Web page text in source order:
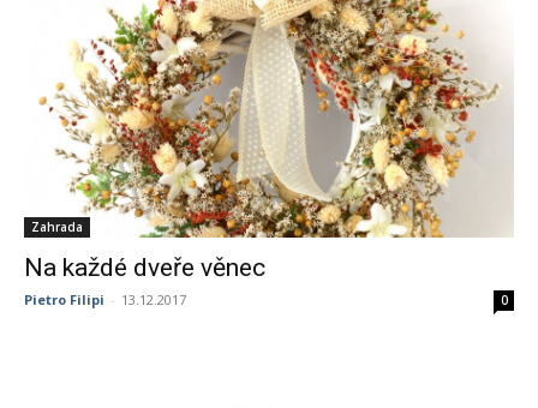
Zahrada
Na každé dveře věnec
Pietro Filipi - 13.12.2017 0